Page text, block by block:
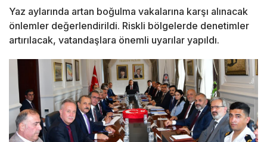
Yaz aylarında artan boğulma vakalarına karşı alınacak
önlemler değerlendirildi. Riskli bölgelerde denetimler
artırılacak, vatandaşlara önemli uyarılar yapıldı.